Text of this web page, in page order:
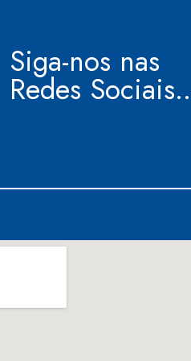
Siga-nos nas
Redes